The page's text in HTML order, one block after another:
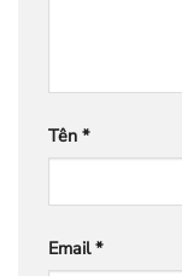
Tên *
Email*